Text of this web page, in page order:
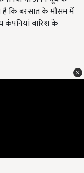
है कि बरसात के मौसम में
बारिश के